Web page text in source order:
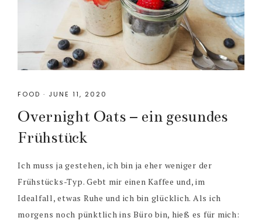
FOOD · JUNE 11, 2020
Overnight Oats – ein gesundes
Frühstück
Ich muss ja gestehen, ich bin ja eher weniger der
Frühstücks-Typ. Gebt mir einen Kaffee und, im
Idealfall, etwas Ruhe und ich bin glücklich. Als ich
morgens noch pünktlich ins Büro bin, hieß es für mich: